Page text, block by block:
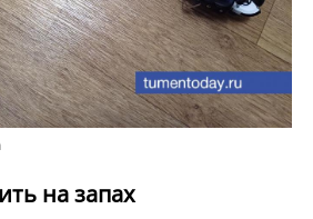
на запах